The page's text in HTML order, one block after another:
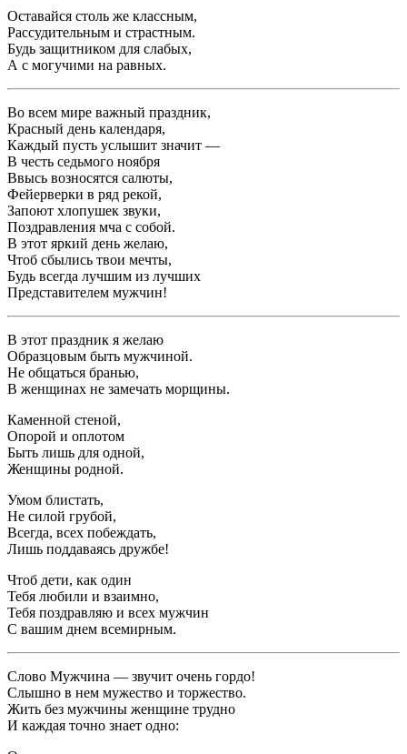
Оставайся столь же классным,
Рассудительным и страстным.
Будь защитником для слабых,
А с могучими на равных.
Во всем мире важный праздник,
Красный день календаря,
Каждый пусть услышит значит —
В честь седьмого ноября
Ввысь возносятся салюты,
Фейерверки в ряд рекой,
Запоют хлопушек звуки,
Поздравления мча с собой.
В этот яркий день желаю,
Чтоб сбылись твои мечты,
Будь всегда лучшим из лучших
Представителем мужчин!
В этот праздник я желаю
Образцовым быть мужчиной.
Не общаться бранью,
В женщинах не замечать морщины.
Каменной стеной,
Опорой и оплотом
Быть лишь для одной,
Женщины родной.
Умом блистать,
Не силой грубой,
Всегда, всех побеждать,
Лишь поддаваясь дружбе!
Чтоб дети, как один
Тебя любили и взаимно,
Тебя поздравляю и всех мужчин
С вашим днем всемирным.
Слово Мужчина — звучит очень гордо!
Слышно в нем мужество и торжество.
Жить без мужчины женщине трудно
И каждая точно знает одно: